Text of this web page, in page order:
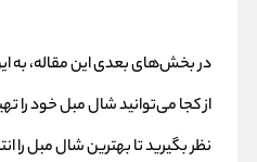
در بخش‌های بعدی این مقاله، به
از کجا می‌توانید شال مبل خود را
نظر بگیرید تا بهترین شال مبل را